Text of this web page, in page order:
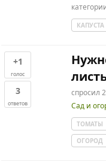
КАПУСТА
+1
голос
3
ответов
спросил
Сад и
ТОМАТЫ
ОГОРОД